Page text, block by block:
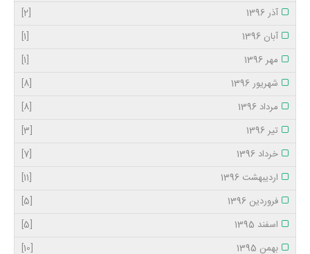
آذر 1396
[2]
آبان 1396
[1]
مهر 1396
[1]
شهریور 1396
[8]
مرداد 1396
[8]
تیر 1396
[3]
خرداد 1396
[7]
اردیبهشت 1396
[11]
فروردین 1396
[5]
اسفند 1395
[5]
بهمن 1395
[10]